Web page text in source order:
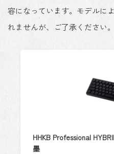
容になっています。モデルに
れませんが、ご了承ください。
HHKB Professional
墨